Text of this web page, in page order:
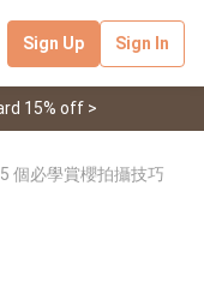
Sign Up Sign In
15% off >
個必學賞櫻拍攝技巧